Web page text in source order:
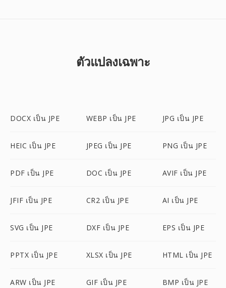
ตัวแปลงเฉพาะ
DOCX เป็น JPE WEBP เป็น JPE JPG เป็น JPE
HEIC เป็น JPE JPEG เป็น JPE PNG เป็น JPE
PDF เป็น JPE DOC เป็น JPE AVIF เป็น JPE
JFIF เป็น JPE CR2 เป็น JPE AI เป็น JPE
SVG เป็น JPE DXF เป็น JPE EPS เป็น JPE
PPTX เป็น JPE XLSX เป็น JPE HTML เป็น JPE
ARW เป็น JPE GIF เป็น JPE BMP เป็น JPE